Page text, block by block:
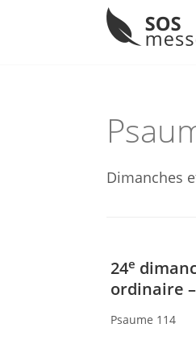
Menu
Dimanches
24e
ordinaire
Psaume 114